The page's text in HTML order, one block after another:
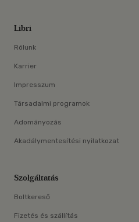
Libri
Rólunk
Karrier
Impresszum
Társadalmi programok
Adományozás
Akadálymentesítési nyilatkozat
Szolgáltatás
Boltkereső
Fizetés és szállítás